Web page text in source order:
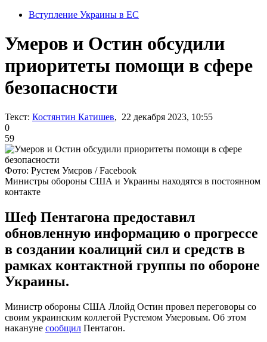
Вступление Украины в ЕС
Умеров и Остин обсудили
приоритеты помощи в сфере
безопасности
Текст: Костянтин Катишев, 22 декабря 2023, 10:55
0
59
Фото: Рустем Умєров / Facebook
Министры обороны США и Украины находятся в постоянном
контакте
Шеф Пентагона предоставил
обновленную информацию о прогрессе
в создании коалиций сил и средств в
рамках контактной группы по обороне
Украины.
Министр обороны США Ллойд Остин провел переговоры со
своим украинским коллегой Рустемом Умеровым. Об этом
накануне сообщил Пентагон.